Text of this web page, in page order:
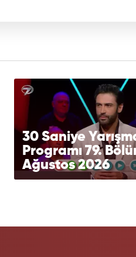
30 Saniye
Programı 79.
Ağustos 2026